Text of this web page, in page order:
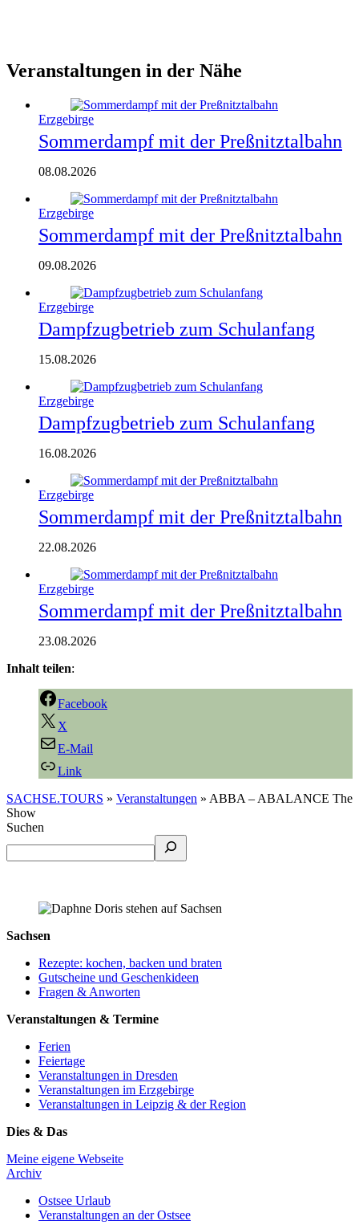
Veranstaltungen in der Nähe
Erzgebirge
Sommerdampf mit der Preßnitztalbahn
08.08.2026
Erzgebirge
Sommerdampf mit der Preßnitztalbahn
09.08.2026
Erzgebirge
Dampfzugbetrieb zum Schulanfang
15.08.2026
Erzgebirge
Dampfzugbetrieb zum Schulanfang
16.08.2026
Erzgebirge
Sommerdampf mit der Preßnitztalbahn
22.08.2026
Erzgebirge
Sommerdampf mit der Preßnitztalbahn
23.08.2026
Inhalt teilen:
Facebook
X
E-Mail
Link
SACHSE.TOURS » Veranstaltungen » ABBA – ABALANCE The
Show
Suchen
Sachsen
Rezepte: kochen, backen und braten
Gutscheine und Geschenkideen
Fragen & Anworten
Veranstaltungen & Termine
Ferien
Feiertage
Veranstaltungen in Dresden
Veranstaltungen im Erzgebirge
Veranstaltungen in Leipzig & der Region
Dies & Das
Meine eigene Webseite
Archiv
Ostsee Urlaub
Veranstaltungen an der Ostsee